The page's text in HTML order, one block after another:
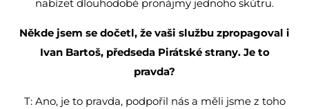
nabízet dlouhodobé pronájmy jednoho skútru.
Někde jsem se dočetl, že vaši službu zpropagoval i
Ivan Bartoš, předseda Pirátské strany. Je to
pravda?
T: Ano, je to pravda, podpořil nás a měli jsme z toho